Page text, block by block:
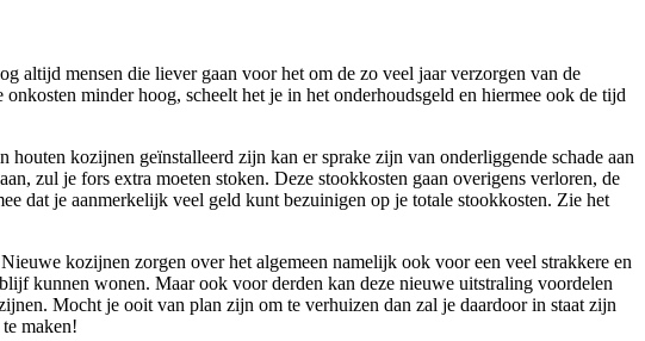
altijd mensen die liever gaan voor het om de zo veel jaar verzorgen van de
minder hoog, scheelt het je in het onderhoudsgeld en hiermee ook de tijd
kozijnen geïnstalleerd zijn kan er sprake zijn van onderliggende schade aan
zul je fors extra moeten stoken. Deze stookkosten gaan overigens verloren, de
dat je aanmerkelijk veel geld kunt bezuinigen op je totale stookkosten. Zie het
kozijnen zorgen over het algemeen namelijk ook voor een veel strakkere en
kunnen wonen. Maar ook voor derden kan deze nieuwe uitstraling voordelen
Mocht je ooit van plan zijn om te verhuizen dan zal je daardoor in staat zijn
maken!